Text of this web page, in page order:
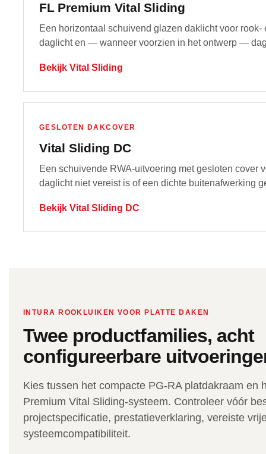
FL Premium Vital Sliding
Een horizontaal schuivend glazen daklicht voor rook-
daglicht en — wanneer voorzien in het ontwerp —
Bekijk Vital Sliding
GESLOTEN DAKCOVER
Vital Sliding DC
Een schuivende RWA-uitvoering met gesloten cover
daglicht niet vereist is of een dichte buitenafwerking
Bekijk Vital Sliding DC
INTURA ROOKLUIKEN VOOR PLATTE DAKEN
Twee productfamilies, acht
configureerbare
Kies tussen het compacte PG-RA platdakraam en
Premium Vital Sliding-systeem. Controleer vóór
projectspecificatie, prestatieverklaring, vereiste
systeemcompatibiliteit.